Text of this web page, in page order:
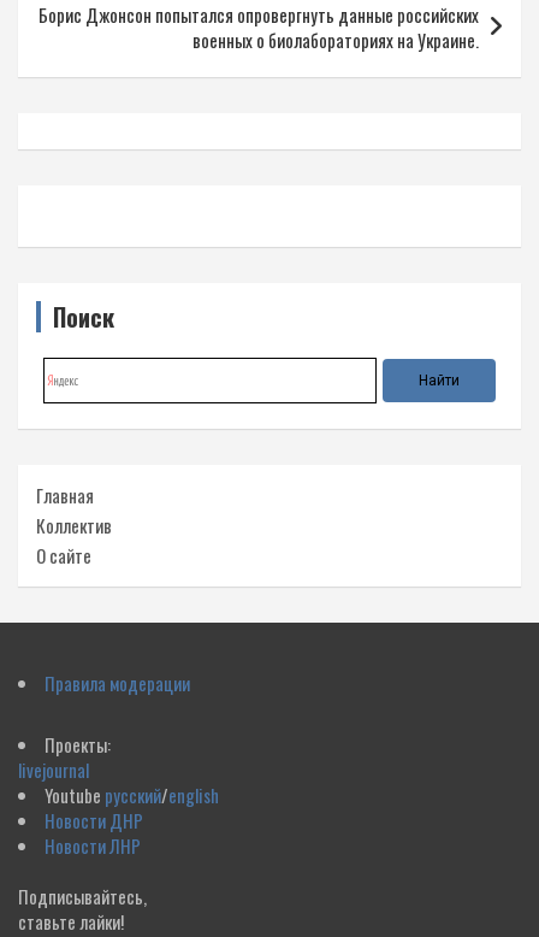
Борис Джонсон попытался опровергнуть данные российских
военных о биолабораториях на Украине.
Поиск
Главная
Коллектив
О сайте
Правила модерации
Проекты:
livejournal
Youtube русский/english
Новости ДНР
Новости ЛНР
Подписывайтесь,
ставьте лайки!